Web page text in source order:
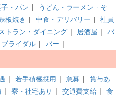
・パン |
うどん・ラーメン・そ
板焼き | 中食・デリバリー | 社員
トラン・ダイニング | 居酒屋 | バ
ライダル | バー |
| 若手積極採用 | 急募 | 賞与あ
| 寮・社宅あり | 交通費支給 | 食